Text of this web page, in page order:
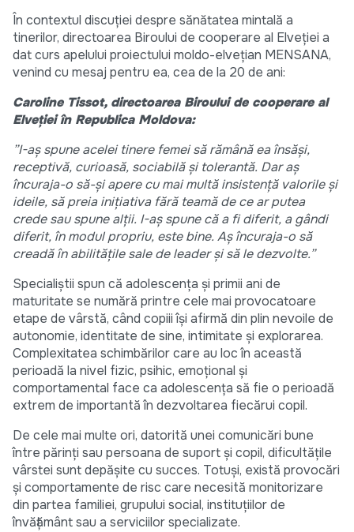
În contextul discuției despre sănătatea mintală a
tinerilor, directoarea Biroului de cooperare al Elveției a
dat curs apelului proiectului moldo-elvețian MENSANA,
venind cu mesaj pentru ea, cea de la 20 de ani:
Caroline Tissot, directoarea Biroului de cooperare al
Elveției în Republica Moldova:
”I-aș spune acelei tinere femei să rămână ea însăși,
receptivă, curioasă, sociabilă și tolerantă. Dar aș
încuraja-o să-și apere cu mai multă insistență valorile și
ideile, să preia inițiativa fără teamă de ce ar putea
crede sau spune alții. I-aș spune că a fi diferit, a gândi
diferit, în modul propriu, este bine. Aș încuraja-o să
creadă în abilitățile sale de leader și să le dezvolte.”
Specialiștii spun că adolescența și primii ani de
maturitate se numără printre cele mai provocatoare
etape de vârstă, când copiii își afirmă din plin nevoile de
autonomie, identitate de sine, intimitate și explorarea.
Complexitatea schimbărilor care au loc în această
perioadă la nivel fizic, psihic, emoțional și
comportamental face ca adolescența să fie o perioadă
extrem de importantă în dezvoltarea fiecărui copil.
De cele mai multe ori, datorită unei comunicări bune
între părinți sau persoana de suport și copil, dificultățile
vârstei sunt depășite cu succes. Totuși, există provocări
și comportamente de risc care necesită monitorizare
din partea familiei, grupului social, instituțiilor de
învățământ sau a serviciilor specializate.